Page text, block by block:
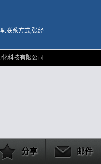
.联系方式,张经
科技有限公司
分享 邮件